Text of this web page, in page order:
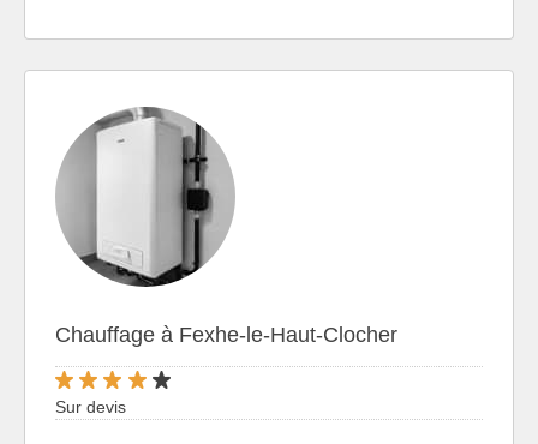
Chauffage à Fexhe-le-Haut-Clocher
Sur devis